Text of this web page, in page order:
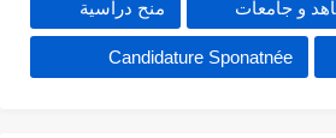
و جامعات منح دراسية
Candidature Sponatnée